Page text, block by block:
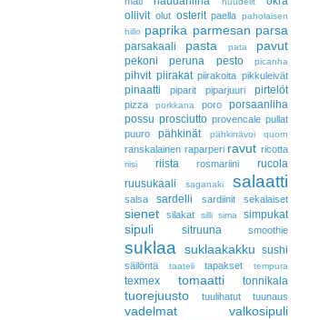
oliivit olut osterit paella paholaisen
hillo paprika parmesan parsa
parsakaali pasta pata pavut
pekoni peruna pesto picanha
pihvit piirakat piirakoita pikkuleivät
pinaatti piparit piparjuuri pirtelöt
pizza porkkana poro
porsaanliha
possu prosciutto provencale pullat
puuro
pähkinät pähkinävoi quorn
ranskalainen raparperi ravut ricotta
riisi riista rosmariini
rucola
ruusukaali
saganaki salaatti
salsa sardelli sardiinit sekalaiset
sienet silakat silli sima simpukat
sipuli sitruuna smoothie
suklaa suklaakakku sushi
säilöntä taateli tapakset tempura
texmex tomaatti tonnikala
tuorejuusto tuulihatut tuunaus
vadelmat valkosipuli